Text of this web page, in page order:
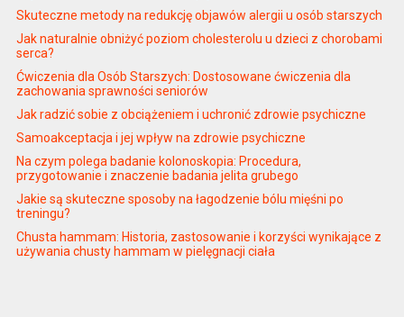
Skuteczne metody na redukcję objawów alergii u osób starszych
Jak naturalnie obniżyć poziom cholesterolu u dzieci z chorobami
serca?
Ćwiczenia dla Osób Starszych: Dostosowane ćwiczenia dla
zachowania sprawności seniorów
Jak radzić sobie z obciążeniem i uchronić zdrowie psychiczne
Samoakceptacja i jej wpływ na zdrowie psychiczne
Na czym polega badanie kolonoskopia: Procedura,
przygotowanie i znaczenie badania jelita grubego
Jakie są skuteczne sposoby na łagodzenie bólu mięśni po
treningu?
Chusta hammam: Historia, zastosowanie i korzyści wynikające z
używania chusty hammam w pielęgnacji ciała